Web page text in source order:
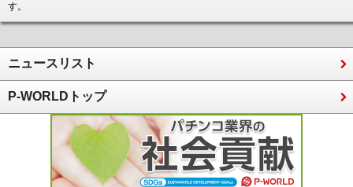
す。
ニュースリスト
P-WORLDトップ